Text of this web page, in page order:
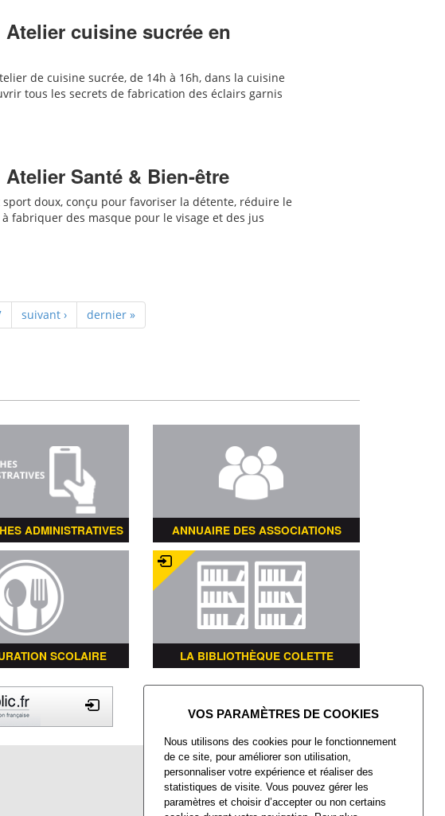
cuisine sucrée en
de cuisine sucrée, de 14h à 16h, dans la cuisine
tous les secrets de fabrication des éclairs garnis
Santé & Bien-être
doux, conçu pour favoriser la détente, réduire le
fabriquer des masque pour le visage et des jus
suivant › dernier »
ADMINISTRATIVES ANNUAIRE DES ASSOCIATIONS
SCOLAIRE LA BIBLIOTHÈQUE COLETTE
Mairie de Villers-Saint-Paul
Place François Mitterrand
Villers-Saint-Paul
60872 Rieux CEDEX
Nous utilisons des cookies pour le fonctionnement
de ce site, pour améliorer son utilisation,
personnaliser votre expérience et réaliser des
statistiques de visite. Vous pouvez gérer les
paramètres et choisir d’accepter ou non certains